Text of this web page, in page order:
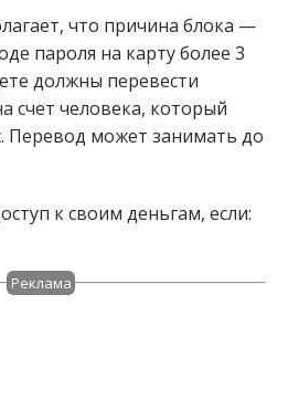
что причина блока —
пароля на карту более 3
должны перевести
счет человека, который
Перевод может занимать до
к своим деньгам, если:
Реклама